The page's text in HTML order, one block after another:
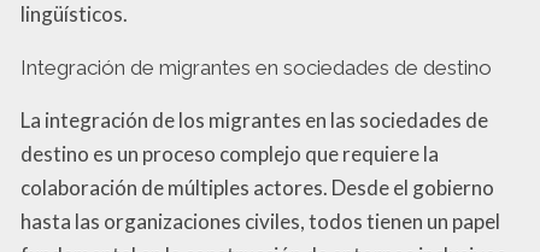
lingüísticos.
Integración de migrantes en sociedades de destino
La integración de los migrantes en las sociedades de
destino es un proceso complejo que requiere la
colaboración de múltiples actores. Desde el gobierno
hasta las organizaciones civiles, todos tienen un papel